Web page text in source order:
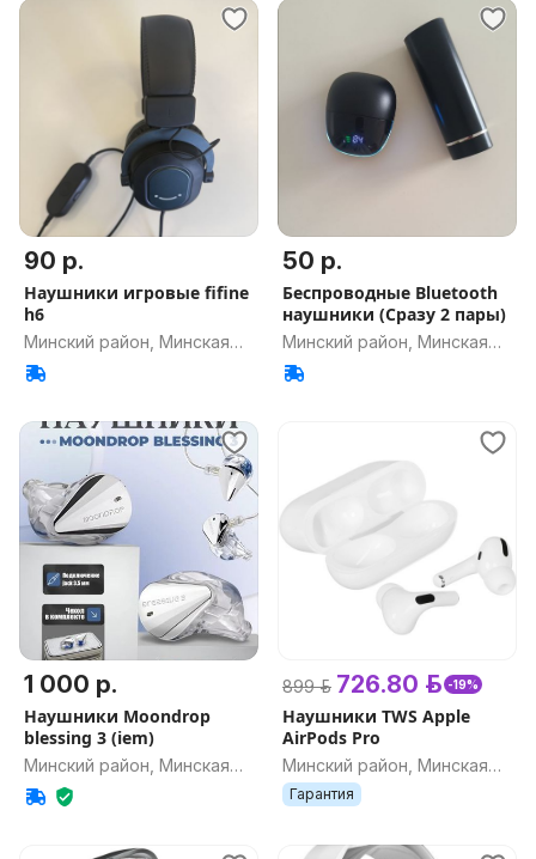
90 р.
Наушники игровые fifine
h6
Минский район, Минская
обл.
50 р.
Беспроводные Bluetooth
наушники (Сразу 2 пары)
Минский район, Минская
обл.
1 000 р.
Наушники Moondrop
blessing 3 (iem)
Минский район, Минская
обл.
899 р. 726.80 р. -19%
Наушники TWS Apple
AirPods Pro
Минский район, Минская
обл.
Гарантия